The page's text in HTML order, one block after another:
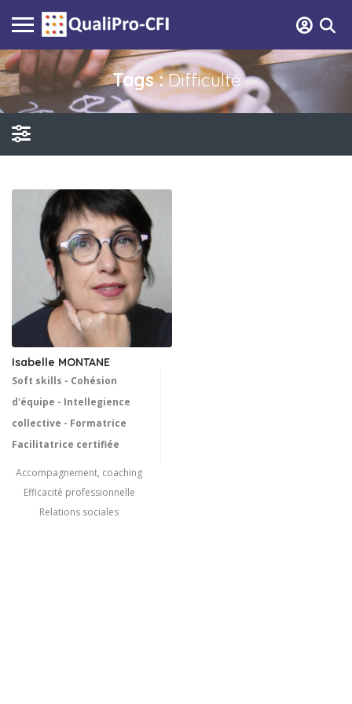
Tags :Difficulté
Isabelle MONTANE
Soft skills - Cohésion
d'équipe - Intellegience
collective - Formatrice
Facilitatrice certifiée
Accompagnement, coaching
Efficacité professionnelle
Relations sociales